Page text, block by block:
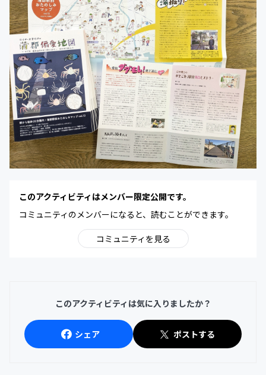
このアクティビティはメンバー限定公開です。
コミュニティのメンバーになると、読むことができます。
コミュニティを見る
このアクティビティは気に入りましたか？
シェア ポストする